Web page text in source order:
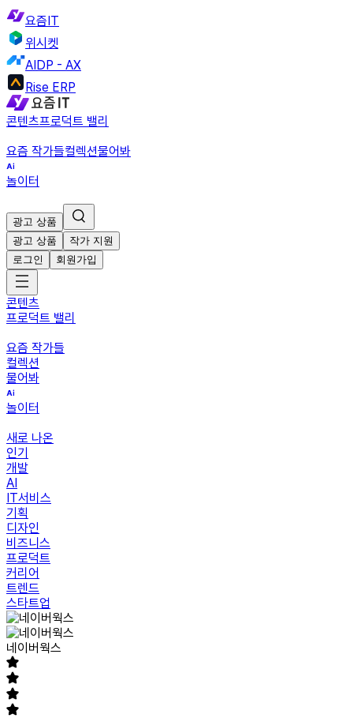
요즘IT
위시켓
AIDP - AX
Rise ERP
콘텐츠프로덕트 밸리
요즘 작가들컬렉션물어봐
놀이터
광고 상품
광고 상품
작가 지원
로그인
회원가입
콘텐츠
프로덕트 밸리
요즘 작가들
컬렉션
물어봐
놀이터
새로 나온
인기
개발
AI
IT서비스
기획
디자인
비즈니스
프로덕트
커리어
트렌드
스타트업
네이버웍스